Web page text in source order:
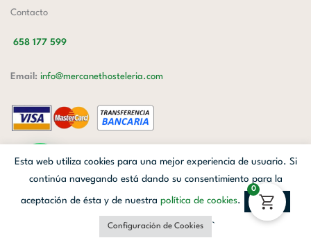
Contacto
658 177 599
Email: info@mercanethosteleria.com
Mercanet © 2026.| Diseñado porAvanzada Digital| Webmaster
Facebook Linkedin Instagram
Esta web utiliza cookies para una mejor experiencia de usuario. Si
continúa navegando está dando su consentimiento para la
aceptación de ésta y de nuestra política de cookies. Aceptar
Configuración de Cookies `
0